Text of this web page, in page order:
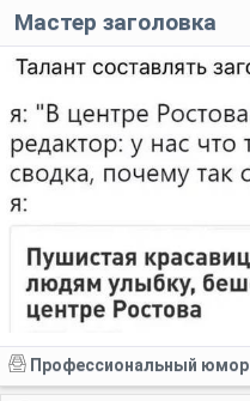
Мастер заголовка
Профессиональный юмор